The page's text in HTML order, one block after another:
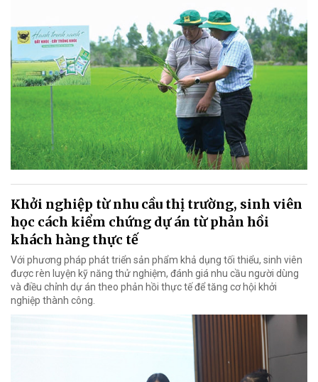
Khởi nghiệp từ nhu cầu thị trường, sinh viên
học cách kiểm chứng dự án từ phản hồi
khách hàng thực tế
Với phương pháp phát triển sản phẩm khả dụng tối thiểu, sinh viên
được rèn luyện kỹ năng thử nghiệm, đánh giá nhu cầu người dùng
và điều chỉnh dự án theo phản hồi thực tế để tăng cơ hội khởi
nghiệp thành công.